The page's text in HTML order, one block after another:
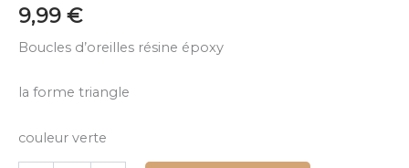
9,99 €
Boucles d’oreilles résine époxy
la forme triangle
couleur verte